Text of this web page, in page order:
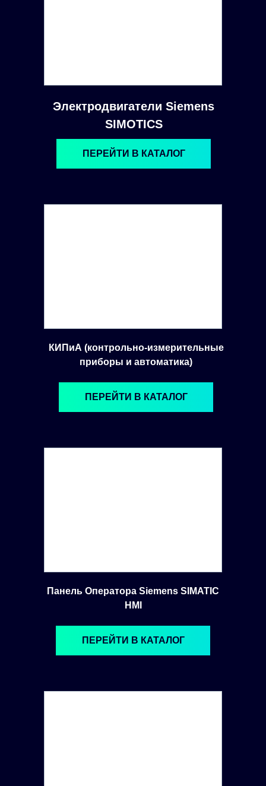
Электродвигатели Siemens
SIMOTICS
ПЕРЕЙТИ В КАТАЛОГ
КИПиА (контрольно-измерительные
приборы и автоматика)
Панель Оператора Siemens SIMATIC
HMI
ПЕРЕЙТИ В КАТАЛОГ
ПЕРЕЙТИ В КАТАЛОГ